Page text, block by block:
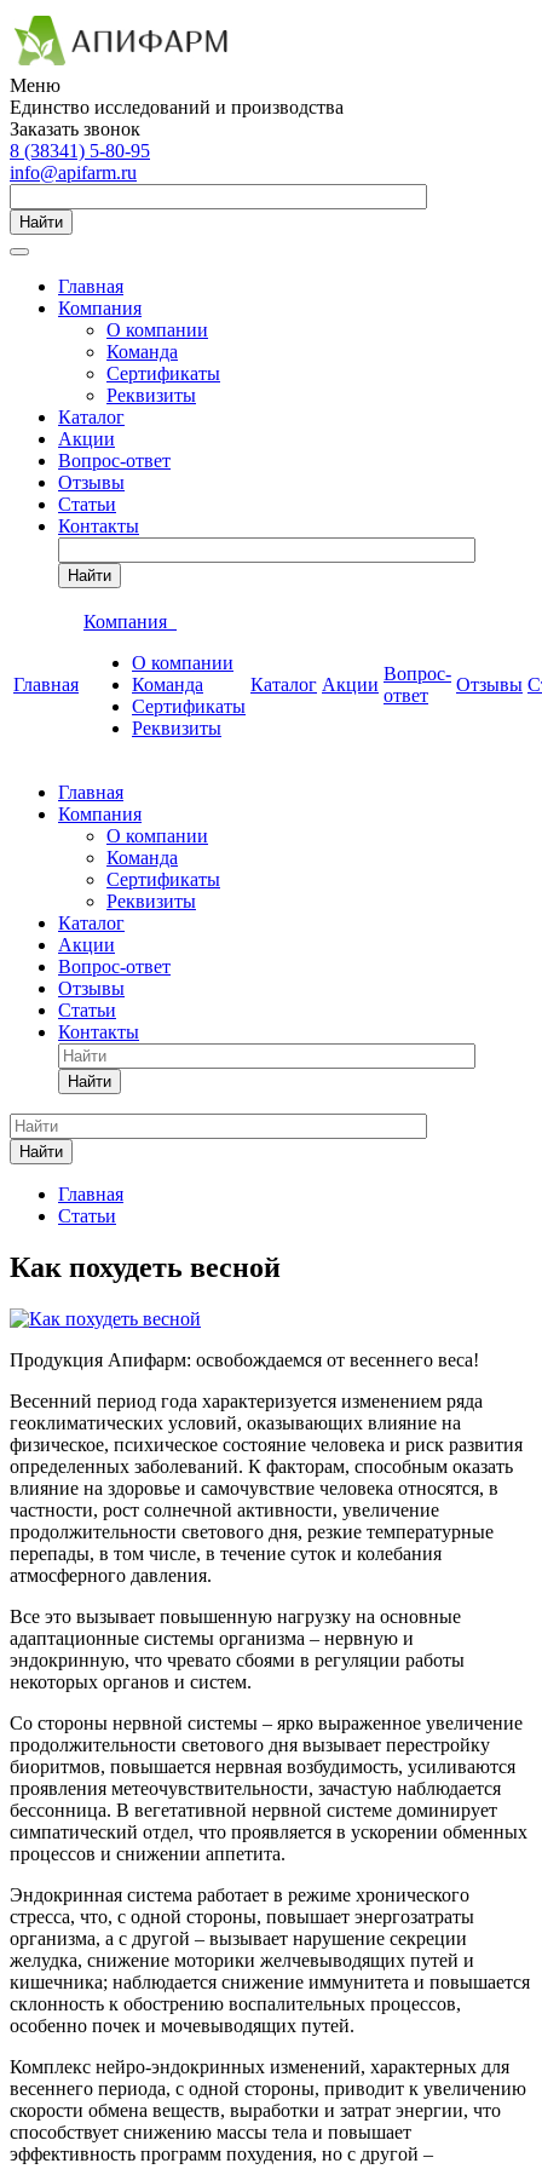
Меню
Единство исследований и производства
Заказать звонок
8 (38341) 5-80-95
info@apifarm.ru
Найти
Главная
Компания
О компании
Команда
Сертификаты
Реквизиты
Каталог
Акции
Вопрос-ответ
Отзывы
Статьи
Контакты
Найти
Главная
Компания
О компании
Команда
Сертификаты
Реквизиты
Каталог Акции
Вопрос-
ответ
Отзывы
Главная
Компания
О компании
Команда
Сертификаты
Реквизиты
Каталог
Акции
Вопрос-ответ
Отзывы
Статьи
Контакты
Найти
Найти
Главная
Статьи
Как похудеть весной
Продукция Апифарм: освобождаемся от весеннего веса!
Весенний период года характеризуется изменением ряда
геоклиматических условий, оказывающих влияние на
физическое, психическое состояние человека и риск развития
определенных заболеваний. К факторам, способным оказать
влияние на здоровье и самочувствие человека относятся, в
частности, рост солнечной активности, увеличение
продолжительности светового дня, резкие температурные
перепады, в том числе, в течение суток и колебания
атмосферного давления.
Все это вызывает повышенную нагрузку на основные
адаптационные системы организма – нервную и
эндокринную, что чревато сбоями в регуляции работы
некоторых органов и систем.
Со стороны нервной системы – ярко выраженное увеличение
продолжительности светового дня вызывает перестройку
биоритмов, повышается нервная возбудимость, усиливаются
проявления метеочувствительности, зачастую наблюдается
бессонница. В вегетативной нервной системе доминирует
симпатический отдел, что проявляется в ускорении обменных
процессов и снижении аппетита.
Эндокринная система работает в режиме хронического
стресса, что, с одной стороны, повышает энергозатраты
организма, а с другой – вызывает нарушение секреции
желудка, снижение моторики желчевыводящих путей и
кишечника; наблюдается снижение иммунитета и повышается
склонность к обострению воспалительных процессов,
особенно почек и мочевыводящих путей.
Комплекс нейро-эндокринных изменений, характерных для
весеннего периода, с одной стороны, приводит к увеличению
скорости обмена веществ, выработки и затрат энергии, что
способствует снижению массы тела и повышает
эффективность программ похудения, но с другой –